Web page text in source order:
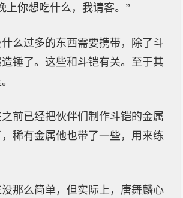
上你想吃什么，我请客。”
么过多的东西需要携带，除了斗
锤了。这些和斗铠有关。至于其
前已经把伙伴们制作斗铠的金属
稀有金属他也带了一些，用来练
那么简单，但实际上，唐舞麟心